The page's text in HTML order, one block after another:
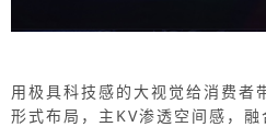
用极具科技感的大视觉给消费者
形式布局，主KV渗透空间感，